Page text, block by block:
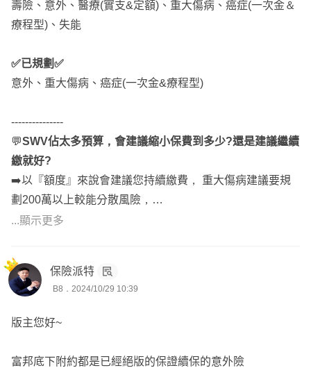
壽險、意外、醫療(實支&定額)、重大傷病、癌症(一次金＆
療程型)、失能
✅已規劃✅
意外、重大傷病、癌症(一次金&療程型)
---------------
💬SWV佔太多預算，會建議縮小保費到多少?還是建議繼續
繳就好?
➡️以『額度』來說會建議您持續繳費， 重大傷病建議要規
劃200萬以上較能分散風險，
現在縮小保額，未來還是會需要增加保額做補強，而且會用
但若您真的覺得保費上太有負擔，建議降低保額即可，
因為富邦的意外險附約是不錯的，一定要讓附約存留！
需要降到多少，要看您能負擔的預算到哪裡呦～～
🔔最後給您一點點小建議🔔
...顯示更多
保險派特
B8．2024/10/29 10:39
版主您好~
富邦底下附約都是已經絕版的保證續保的意外險